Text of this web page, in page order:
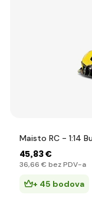
Maisto RC - 1:14
45,83 €
36,66 € bez PDV-a
+ 45 bodova